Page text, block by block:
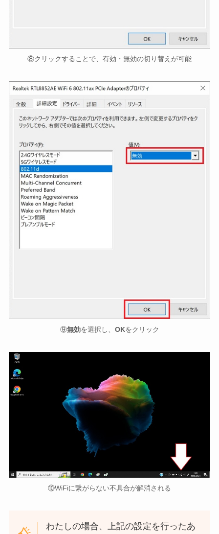
⑧クリックすることで、有効・無効の切り替えが可能
⑨無効を選択し、 OKをクリック
⑩WiFiに繋がらない不具合が解消される
わたしの場合、上記の設定を行ったあ